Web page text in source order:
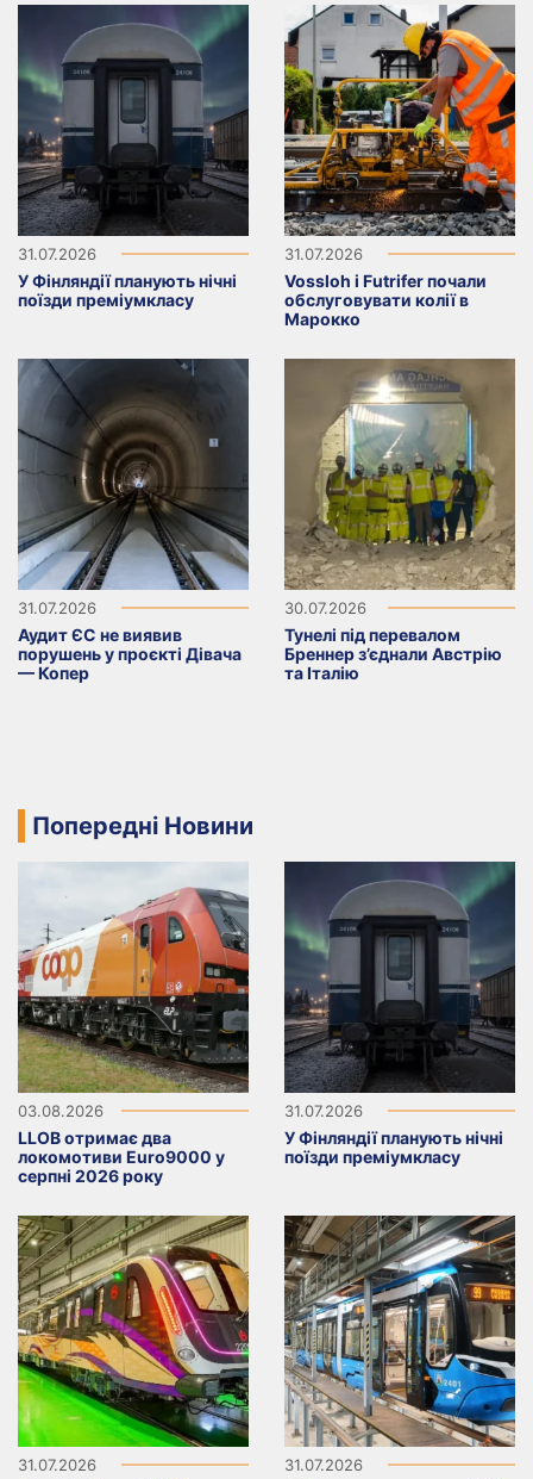
31.07.2026
У Фінляндії планують нічні
поїзди преміумкласу
31.07.2026
Vossloh і Futrifer почали
обслуговувати колії в
Марокко
31.07.2026
Аудит ЄС не виявив
порушень у проєкті Дівача
— Копер
30.07.2026
Тунелі під перевалом
Бреннер з’єднали Австрію
та Італію
Попередні Новини
03.08.2026
LLOB отримає два
локомотиви Euro9000 у
серпні 2026 року
31.07.2026
У Фінляндії планують нічні
поїзди преміумкласу
31.07.2026 31.07.2026